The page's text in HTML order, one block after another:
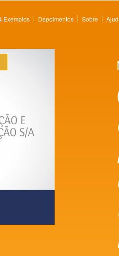
Exemplos Depoimentos Sobre